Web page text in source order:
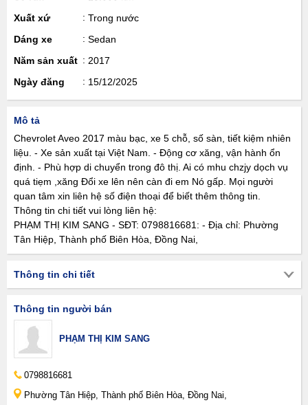
Xuất xứ
Trong nước
Dáng xe
Sedan
Năm sản xuất
2017
Ngày đăng
15/12/2025
Mô tả
Chevrolet Aveo 2017 màu bạc, xe 5 chỗ, số sàn, tiết kiệm nhiên
liệu. - Xe sản xuất tại Việt Nam. - Động cơ xăng, vận hành ổn
định. - Phù hợp di chuyển trong đô thị. Ai có mhu chzjy dọch vụ
quá tiẹm ,xăng Đổi xe lên nên càn đi em Nó gấp. Mọi người
quan tâm xin liên hệ số điện thoại để biết thêm thông tin.
Thông tin chi tiết vui lòng liên hệ:
PHẠM THỊ KIM SANG - SĐT: 0798816681: - Địa chỉ: Phường
Tân Hiệp, Thành phố Biên Hòa, Đồng Nai,
Thông tin chi tiết
Thông tin người bán
PHẠM THỊ KIM SANG
0798816681
Phường Tân Hiệp, Thành phố Biên Hòa, Đồng Nai,